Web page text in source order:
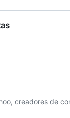
creadores de